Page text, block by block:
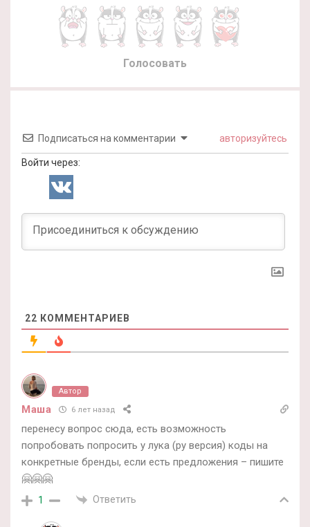
Голосовать
Подписаться на комментарии авторизуйтесь
Войти через:
22 КОММЕНТАРИЕВ
Автор
Маша 6 лет назад
перенесу вопрос сюда, есть возможность
попробовать попросить у лука (ру версия) коды на
конкретные бренды, если есть предложения – пишите
🤗🤗🤗
1 Ответить